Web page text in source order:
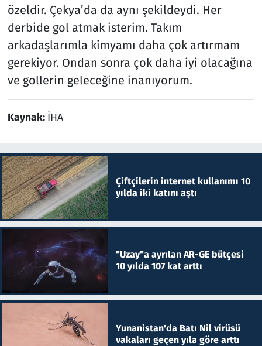
özeldir. Çekya’da da aynı şekildeydi. Her
derbide gol atmak isterim. Takım
arkadaşlarımla kimyamı daha çok artırmam
gerekiyor. Ondan sonra çok daha iyi olacağına
ve gollerin geleceğine inanıyorum.
Kaynak: İHA
Çiftçilerin internet kullanımı 10
yılda iki katını aştı
"Uzay"a ayrılan AR-GE bütçesi
10 yılda 107 kat arttı
Yunanistan'da Batı Nil virüsü
vakaları geçen yıla göre arttı